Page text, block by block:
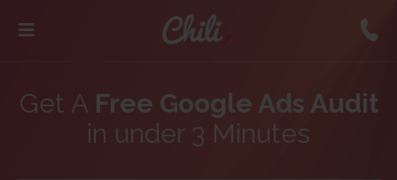
Get A Free Google Ads Audit
in under 3 Minutes